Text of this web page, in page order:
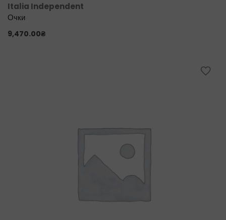
Italia Independent
Очки
9,470.00₴